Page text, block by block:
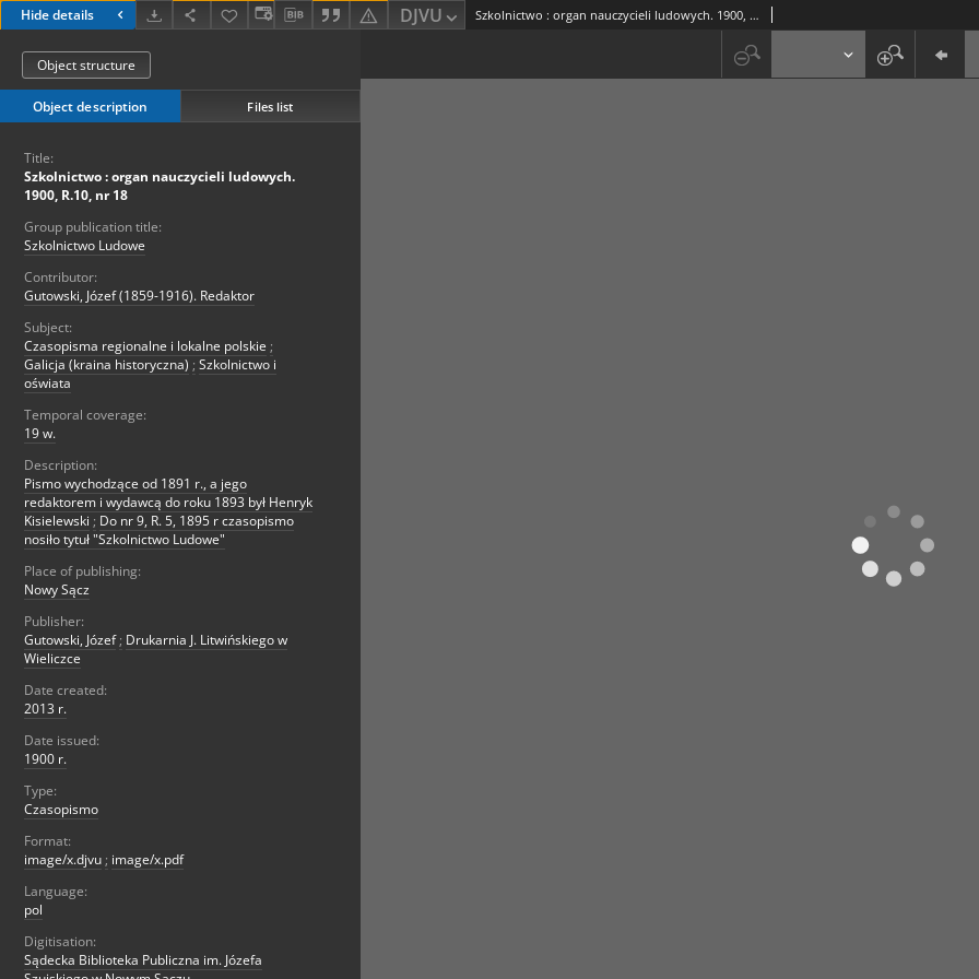
Hide details DJVU Szkolnictwo : organ nauczycieli ludowych. 1900, R.10, nr 18
Object structure
Object description Files list
Title:
Szkolnictwo : organ nauczycieli ludowych.
1900, R.10, nr 18
Group publication title:
Szkolnictwo Ludowe
Contributor:
Gutowski, Józef (1859-1916). Redaktor
Subject:
Czasopisma regionalne i lokalne polskie ;
Galicja (kraina historyczna) ; Szkolnictwo i
oświata
Temporal coverage:
19 w.
Description:
Pismo wychodzące od 1891 r., a jego
redaktorem i wydawcą do roku 1893 był Henryk
Kisielewski ; Do nr 9, R. 5, 1895 r czasopismo
nosiło tytuł "Szkolnictwo Ludowe"
Place of publishing:
Nowy Sącz
Publisher:
Gutowski, Józef ; Drukarnia J. Litwińskiego w
Wieliczce
Date created:
2013 r.
Date issued:
1900 r.
Type:
Czasopismo
Format:
image/x.djvu ; image/x.pdf
Language:
pol
Digitisation:
Sądecka Biblioteka Publiczna im. Józefa